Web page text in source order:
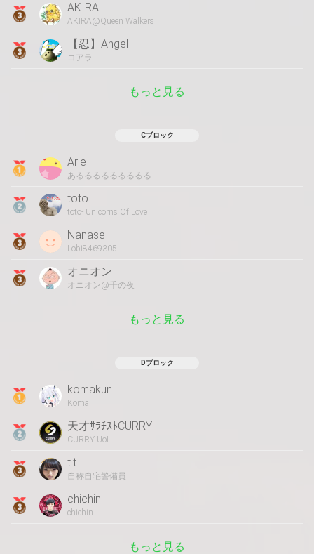
AKIRA
AKIRA@Queen Walkers
【忍】Angel
コアラ
もっと見る
Cブロック
Arle
あるるるるるるるるる
toto
toto- Unicorns Of Love
Nanase
Lobi8469305
オニオン
オニオン@千の夜
もっと見る
Dブロック
komakun
Koma
天才ｻﾗﾁｽﾄCURRY
CURRY UoL
t.t.
自称自宅警備員
chichin
chichin
もっと見る